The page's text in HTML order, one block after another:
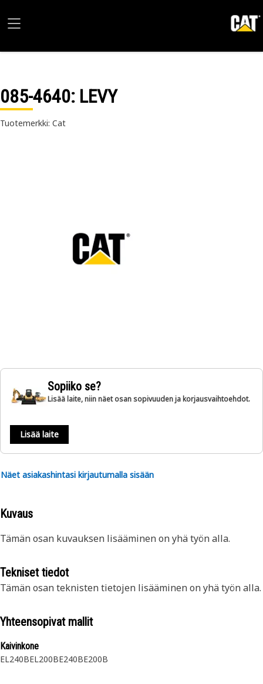
085-4640: LEVY
Tuotemerkki: Cat
Sopiiko se?
Lisää laite, niin näet osan sopivuuden ja korjausvaihtoehdot.
Lisää laite
Näet asiakashintasi kirjautumalla sisään
Kuvaus
Tämän osan kuvauksen lisääminen on yhä työn alla.
Tekniset tiedot
Tämän osan teknisten tietojen lisääminen on yhä työn alla.
Yhteensopivat mallit
Kaivinkone
EL240BEL200BE240BE200B